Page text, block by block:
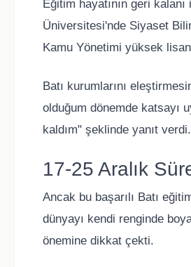
Eğitim hayatının geri
Üniversitesi'nde Siyaset
Kamu Yönetimi yüksek
Batı kurumlarını
olduğum dönemde katsayı
kaldım" şeklinde yanıt verdi.
17-25 Aralık
Ancak bu başarılı Batı
dünyayı kendi renginde
önemine dikkat çekti.